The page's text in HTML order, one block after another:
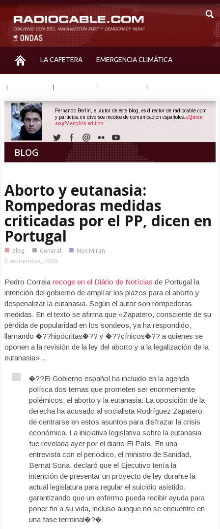
LA CAFETERA EMERGENCIA CLIMÁTICA
BLOG
Fernando Berlín, el autor de este blog, es director de radiocable.com
y participa en diversos medios de comunicación españoles. ¿Quien
soy?/ english edition.
Aborto y eutanasia:
Rompedoras medidas
criticadas por el PP, dicen en
Portugal
■ blog ■ General ■ Nos Miran
8 septiembre, 2008
Pedro Correia recoge en el Diário de Notícias de Portugal la
intención del gobierno de amplíar los plazos para el aborto y
despenalizar la eutanasia. Según el autor son rompedoras
medidas. En el texto se afirma que «Zapatero, consciente de su
pérdida de popularidad en los sondeos, ya ha respondido,
llamando �??hipócritas�?? y �??cínicos�?? a quienes se
oponen a la revisión de la ley del aborto y a la legalización de la
eutanasia»…
�??El Gobierno español ha incluido en la agenda
política dos temas que prometen ser enormemente
polémicos: el aborto y la eutanasia. La oposición de la
derecha ha acusado al socialista Rodríguez Zapatero
de centrarse en estos asuntos para disfrazar la crisis
económica. La iniciativa legislativa sobre la eutanasia
fue revelada ayer por el diario El País. En una
entrevista con el periódico, el ministro de Sanidad,
Bernat Soria, declaró que el Ejecutivo tenía la
intención de presentar un proyecto de ley durante la
actual legislatura para regular el suicidio asistido,
garantizando que un enfermo pueda recibir ayuda para
poner fin a su vida, incluso aunque no se encuentre en
una fase terminal�?�.